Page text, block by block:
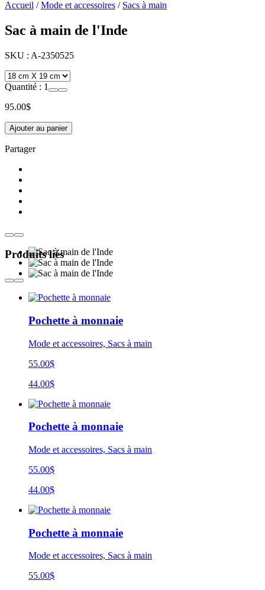
Accueil /Mode et accessoires / Sacs à main
Sac à main de l'Inde
SKU : A-2350525
Quantité : 1
95.00$
Ajouter au panier
Partager
Produits liés
Pochette à monnaie
Mode et accessoires, Sacs à main
55.00$
44.00$
Pochette à monnaie
Mode et accessoires, Sacs à main
55.00$
44.00$
Pochette à monnaie
Mode et accessoires, Sacs à main
55.00$